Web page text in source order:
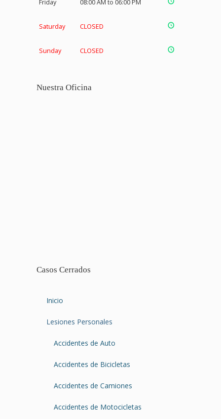
Friday 08:00 AM to 06:00 PM
Saturday CLOSED
Sunday CLOSED
Nuestra Oficina
Casos Cerrados
Inicio
Lesiones Personales
Accidentes de Auto
Accidentes de Bicicletas
Accidentes de Camiones
Accidentes de Motocicletas